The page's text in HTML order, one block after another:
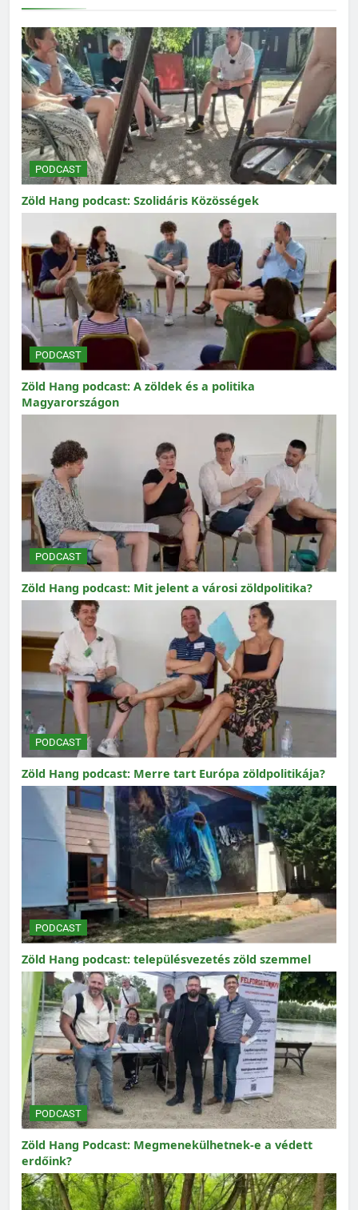
PODCAST
Zöld Hang podcast: Szolidáris Közösségek
PODCAST
Zöld Hang podcast: A zöldek és a politika
Magyarországon
PODCAST
Zöld Hang podcast: Mit jelent a városi zöldpolitika?
PODCAST
Zöld Hang podcast: Merre tart Európa zöldpolitikája?
PODCAST
Zöld Hang podcast: településvezetés zöld szemmel
PODCAST
Zöld Hang Podcast: Megmenekülhetnek-e a védett
erdőink?